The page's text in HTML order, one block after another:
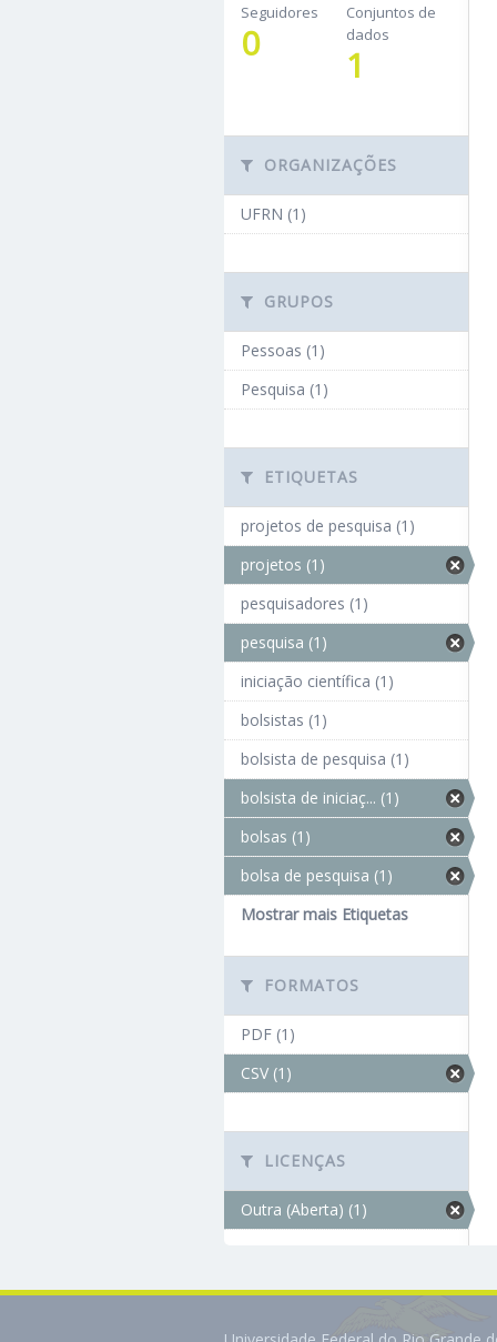
Seguidores
0
Conjuntos de
dados
1
ORGANIZAÇÕES
UFRN (1)
GRUPOS
Pessoas (1)
Pesquisa (1)
ETIQUETAS
projetos de pesquisa (1)
projetos (1)
pesquisadores (1)
pesquisa (1)
iniciação científica (1)
bolsistas (1)
bolsista de pesquisa (1)
bolsista de iniciaç... (1)
bolsas (1)
bolsa de pesquisa (1)
Mostrar mais Etiquetas
FORMATOS
PDF (1)
CSV (1)
LICENÇAS
Outra (Aberta) (1)